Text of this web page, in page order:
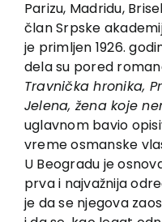
Parizu, Madridu,
član Srpske
je primljen 1926.
dela su pored
Travnička hronika,
Jelena, žena koje
uglavnom bavio
vreme osmanske
U Beogradu je
prva i najvažnija
je da se njegova